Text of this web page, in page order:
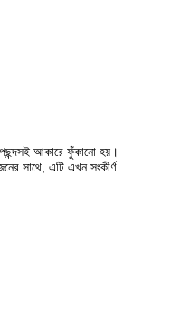
পছন্দসই আকারে ফুঁকানো হয়।
সাথে, এটি এখন সংকীর্ণ